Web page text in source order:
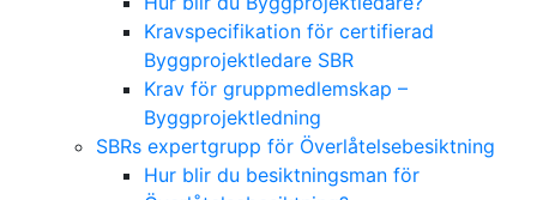
Kravspecifikation för certifierad
Byggprojektledare SBR
Krav för gruppmedlemskap –
Byggprojektledning
SBRs expertgrupp för Överlåtelsebesiktning
Hur blir du besiktningsman för